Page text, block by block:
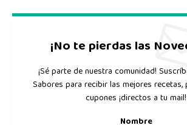
¡No te pierdas las
¡Sé parte de nuestra comunidad!
Sabores para recibir las mejores recetas,
cupones ¡directos a tu mail!
Nombre